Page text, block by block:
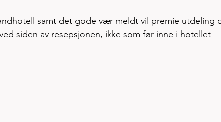
samt det gode vær meldt vil premie utdeling
siden av resepsjonen, ikke som før inne i hotellet